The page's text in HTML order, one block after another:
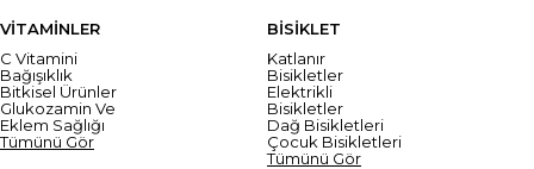
VİTAMİNLER
C Vitamini
Bağışıklık
Bitkisel Ürünler
Glukozamin Ve
Eklem Sağlığı
Tümünü Gör
BİSİKLET
Katlanır
Bisikletler
Elektrikli
Bisikletler
Dağ Bisikletleri
Çocuk Bisikletleri
Tümünü Gör